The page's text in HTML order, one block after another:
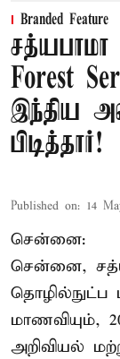
Branded Feature
Forest
இந்திய
பிடித்தார்!
Published on: 14
சென்னை:
சென்னை,
மாணவியும்,
அறிவியல்